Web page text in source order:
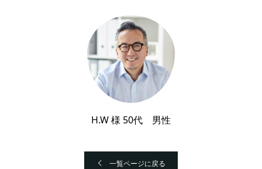
H.W 様 50代 男性
一覧ページに戻る